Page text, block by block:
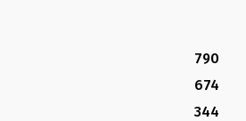
790
674
344